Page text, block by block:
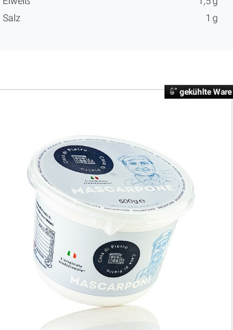
Salz
1 g
gekühlte Ware